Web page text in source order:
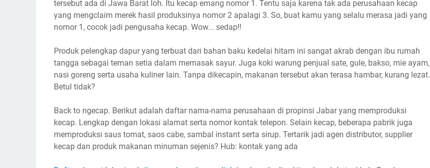
tersebut ada di Jawa Barat loh. Itu kecap emang nomor 1. Tentu saja karena tak ada perusahaan kecap
yang mengclaim merek hasil produksinya nomor 2 apalagi 3. So, buat kamu yang selalu merasa jadi yang
nomor 1, cocok jadi pengusaha kecap. Wow... sedap!!
Produk pelengkap dapur yang terbuat dari bahan baku kedelai hitam ini sangat akrab dengan ibu rumah
tangga sebagai teman setia dalam memasak sayur. Juga koki warung penjual sate, gule, bakso, mie ayam,
nasi goreng serta usaha kuliner lain. Tanpa dikecapin, makanan tersebut akan terasa hambar, kurang lezat.
Betul tidak?
Back to ngecap. Berikut adalah daftar nama-nama perusahaan di propinsi Jabar yang memproduksi
kecap. Lengkap dengan lokasi alamat serta nomor kontak telepon. Selain kecap, beberapa pabrik juga
memproduksi saus tomat, saos cabe, sambal instant serta sirup. Tertarik jadi agen distributor, supplier
kecap dan produk makanan minuman sejenis? Hub: kontak yang ada